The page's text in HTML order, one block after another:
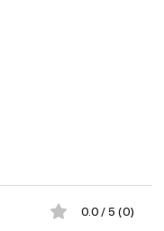
0.0 / 5 (0)